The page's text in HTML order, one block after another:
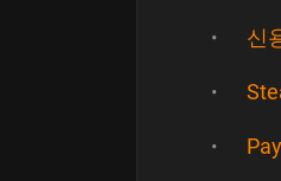
신